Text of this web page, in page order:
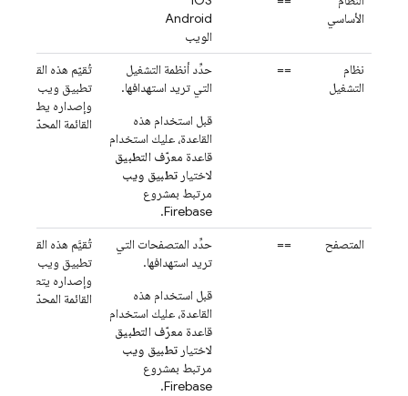
الأساسي
Android
الويب
نظام
التشغيل
==
حدِّد أنظمة التشغيل
التي تريد استهدافها.
قبل استخدام هذه
القاعدة، عليك استخدام
قاعدة معرّف التطبيق
لاختيار تطبيق ويب
مرتبط بمشروع
Firebase.
تُقيّم هذه القاعدة
تطبيق ويب معيّن
وإصداره يطابقان
القائمة المحدّدة.
المتصفح ==
حدِّد المتصفحات التي
تريد استهدافها.
قبل استخدام هذه
القاعدة، عليك استخدام
قاعدة معرّف التطبيق
لاختيار تطبيق ويب
مرتبط بمشروع
Firebase.
تُقيَّم هذه القاعدة
تطبيق ويب معيّن
وإصداره يتطابقان
القائمة المحدّدة.